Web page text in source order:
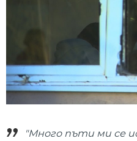
"Много пъти ми се